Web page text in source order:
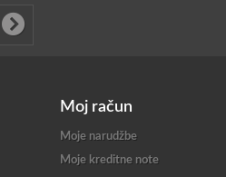
Moj račun
Moje narudžbe
Moje kreditne note